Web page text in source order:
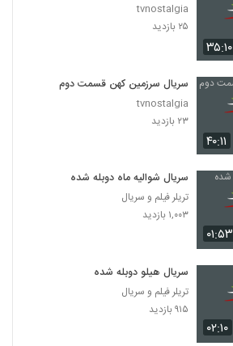
۳۵:۱۰
tvnostalgia
۲۵ بازدید
۴۰:۱۱
سریال سرزمین کهن قسمت دوم
tvnostalgia
۲۳ بازدید
۰۱:۵۳
سریال شوالیه ماه دوبله شده
تریلر فیلم و سریال
۱,۰۰۳ بازدید
۰۲:۱۰
سریال هیلو دوبله شده
تریلر فیلم و سریال
۹۱۵ بازدید